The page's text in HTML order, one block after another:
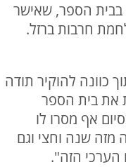
בבית הספר, שאישר
חרבות ברזל.
כוונה להוקיר תודה
את בית הספר
אף מסרו לו
מזה שנה וחצי וגם
הערכי הזה".